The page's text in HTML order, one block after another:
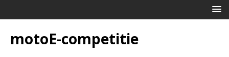
motoE-competitie